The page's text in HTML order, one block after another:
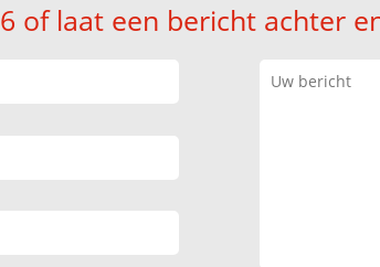
of laat een bericht achter